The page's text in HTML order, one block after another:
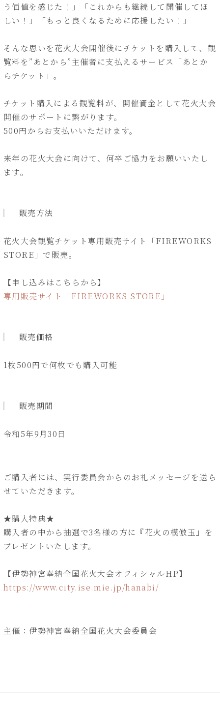
う価値を感じた！」「これからも継続して開催してほ
しい！」「もっと良くなるために応援したい！」
そんな思いを花火大会開催後にチケットを購入して、観
覧料を”あとから”主催者に支払えるサービス「あとか
らチケット」。
チケット購入による観覧料が、開催資金として花火大会
開催のサポートに繋がります。
500円からお支払いいただけます。
来年の花火大会に向けて、何卒ご協力をお願いいたし
ます。
販売方法
花火大会観覧チケット専用販売サイト「FIREWORKS
STORE」で販売。
【申し込みはこちらから】
専用販売サイト「FIREWORKS STORE」
販売価格
1枚500円で何枚でも購入可能
販売期間
令和5年9月30日
ご購入者には、実行委員会からのお礼メッセージを送ら
せていただきます。
★購入特典★
購入者の中から抽選で3名様の方に『花火の模倣玉』を
プレゼントいたします。
【伊勢神宮奉納全国花火大会オフィシャルHP】
https://www.city.ise.mie.jp/hanabi/
主催：伊勢神宮奉納全国花火大会委員会